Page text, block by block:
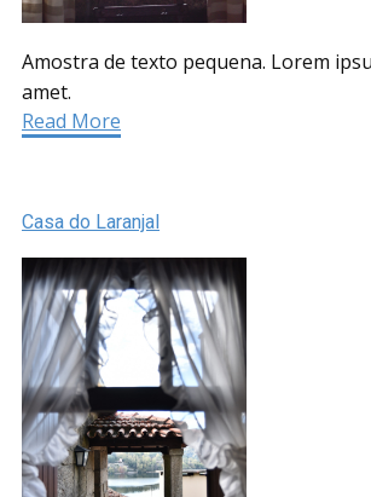
Amostra de texto pequena. Lorem
amet.
Read More
Casa do Laranjal